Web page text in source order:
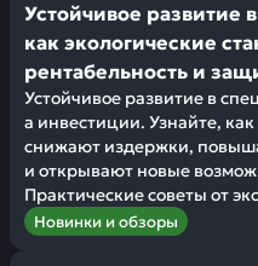
Устойчивое развитие
как экологические
рентабельность и
Устойчивое развитие в
а инвестиции. Узнайте,
снижают издержки,
и открывают новые
Практические советы от
Новинки и обзоры